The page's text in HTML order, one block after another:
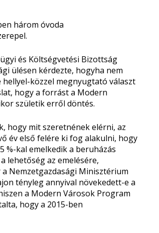
három óvoda
és Költségvetési Bizottság
ülésen kérdezte, hogyha nem
közzel megnyugtató választ
hogy a forrást a Modern
születik erről döntés.
hogy mit szeretnének elérni, az
év első felére ki fog alakulni, hogy
%-kal emelkedik a beruházás
lehetőség az emelésére,
Nemzetgazdasági Minisztérium
tényleg annyival növekedett-e a
a Modern Városok Program
hogy a 2015-ben